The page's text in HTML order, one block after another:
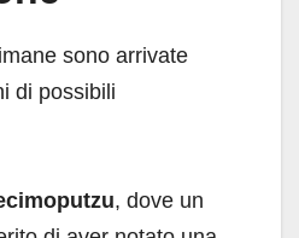
sono arrivate
di possibili
, dove un